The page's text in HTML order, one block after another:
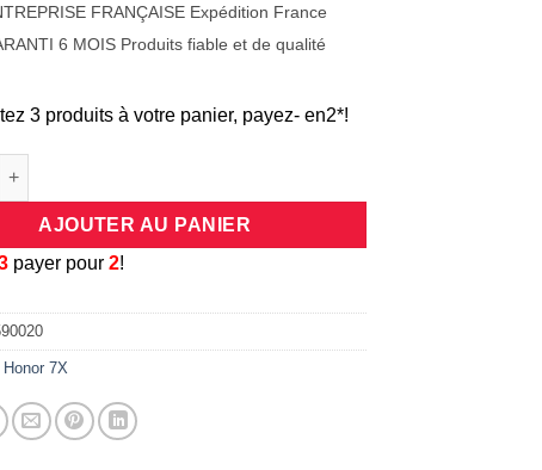
FRANÇAISE Expédition France
6 MOIS Produits fiable et de qualité
3 produits à votre panier, payez- en2*!
Coque universelle antichocs silicone/cuir beige et dorée pour
AJOUTER AU PANIER
payer pour2!
Honor 7X